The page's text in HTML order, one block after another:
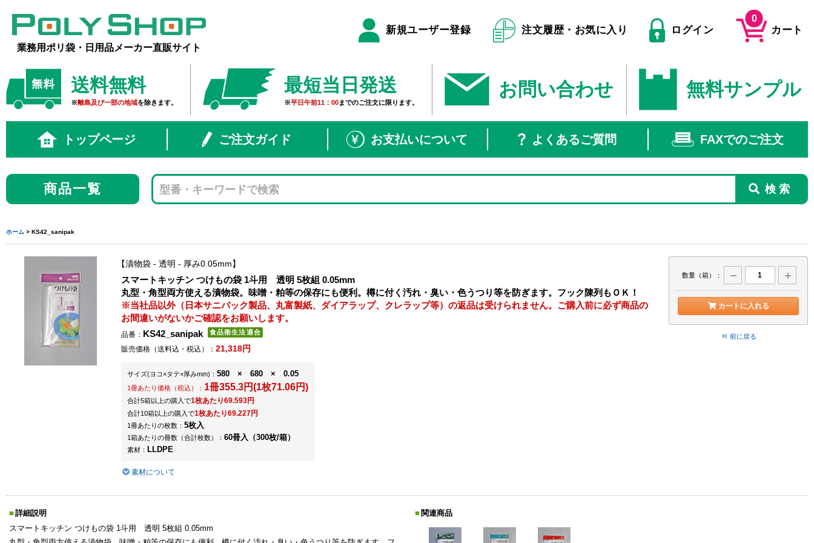
業務用ポリ袋・日用品メーカー直販サイト
新規ユーザー登録 注文履歴・お気に入り ログイン
0
カート
送料無料
※離島及び一部の地域を除きます。
最短当日発送
※平日午前11：00までのご注文に限ります。
お問い合わせ 無料サンプル
トップページ ご注文ガイド お支払いについて よくあるご質問 FAXでのご注文
商品一覧
ホーム > KS42_sanipak
漬物袋 - 透明 - 厚み0.05mm
スマートキッチン つけもの袋 1斗用 透明 5枚組 0.05mm
丸型・角型両方使える漬物袋。味噌・粕等の保存にも便利。樽に付く汚れ・臭い・色うつり等を防ぎます。フック陳列もＯＫ！
※当社品以外（日本サニパック製品、丸富製紙、ダイアラップ、クレラップ等）の返品は受けられません。ご購入前に必ず商品の
お間違いがないかご確認をお願いします。
品番： KS42_sanipak
販売価格（送料込・税込）： 21,318円
サイズ(ヨコ×タテ×厚みmm) ： 580 × 680 × 0.05
1冊あたり価格（税込）： 1冊355.3円(1枚71.06円)
合計5箱以上の購入で1枚あたり69.593円
合計10箱以上の購入で1枚あたり69.227円
1冊あたりの枚数： 5枚入
1箱あたりの冊数（合計枚数）： 60冊入（300枚/箱）
素材： LLDPE
素材について
数量（箱）：
カートに入れる
前に戻る
詳細説明
スマートキッチン つけもの袋 1斗用 透明 5枚組 0.05mm
関連商品